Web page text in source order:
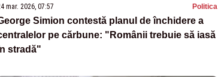
mar. 2026, 07:57 Politica
Simion contestă planul de închidere a
pe cărbune: "Românii trebuie să iasă
stradă"